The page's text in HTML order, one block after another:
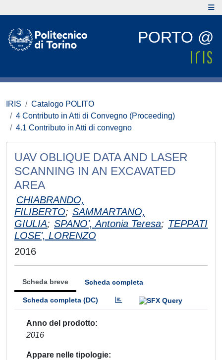
PORTO @
IRIS
Catalogo POLITO
4 Contributo in Atti di Convegno (Proceeding)
4.1 Contributo in Atti di convegno
UAV OBLIQUE DATA AND LASER
SCANNING IN AN EXCAVATED
AREA
CHIABRANDO,
FILIBERTO; SAMMARTANO,
GIULIA; SPANO', Antonia Teresa; TEPPATI
LOSE', LORENZO
2016
Scheda breve Scheda completa
Scheda completa (DC)
Anno del prodotto
2016
Appare nelle tipologie